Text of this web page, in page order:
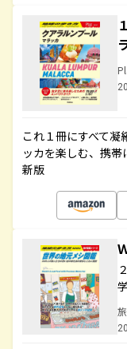
これ１冊にすべて
ッカを楽しむ、携
新版